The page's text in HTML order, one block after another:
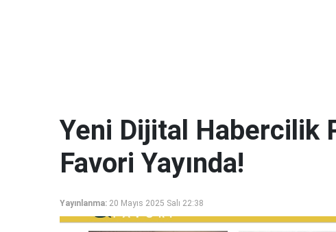
Yeni Dijital Habercilik
Favori Yayında!
Yayınlanma: 20 Mayıs 2025 Salı 22:38